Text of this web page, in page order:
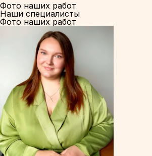
Фото наших работ
Наши специалисты
Фото наших работ